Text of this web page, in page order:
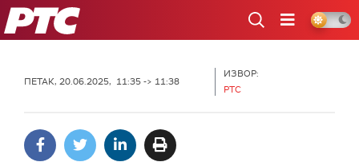
РТС
ПЕТАК, 20.06.2025, 11:35 -> 11:38
ИЗВОР:
РТС